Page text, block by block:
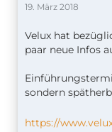
19. März 2018
Velux hat
paar neue Infos
sondern
https://